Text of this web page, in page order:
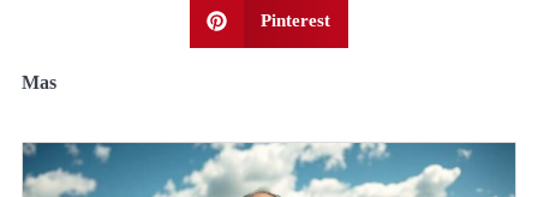
Pinterest
Mas